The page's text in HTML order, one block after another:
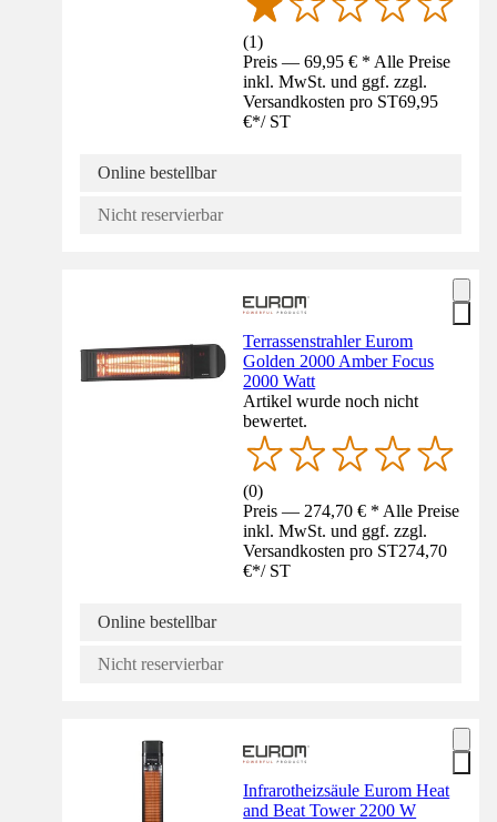
(1)
Preis — 69,95 € * Alle Preise
inkl. MwSt. und ggf. zzgl.
Versandkosten pro ST69,95
€*/ ST
Online bestellbar
Nicht reservierbar
Terrassenstrahler Eurom
Golden 2000 Amber Focus
2000 Watt
Artikel wurde noch nicht
bewertet.
(0)
Preis — 274,70 € * Alle Preise
inkl. MwSt. und ggf. zzgl.
Versandkosten pro ST274,70
€*/ ST
Online bestellbar
Nicht reservierbar
Infrarotheizsäule Eurom Heat
and Beat Tower 2200 W